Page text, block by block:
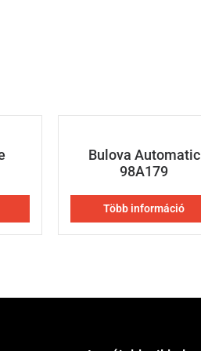
Bulova Automatic
98A179
Több információ